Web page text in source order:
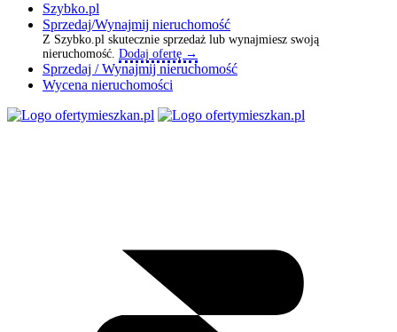
Szybko.pl
Sprzedaj/Wynajmij nieruchomość
Z Szybko.pl skutecznie sprzedaż lub wynajmiesz swoją
nieruchomość. Dodaj ofertę →
Sprzedaj / Wynajmij nieruchomość
Wycena nieruchomości